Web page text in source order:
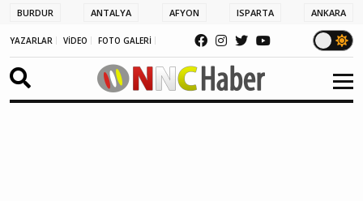
BURDUR ANTALYA AFYON ISPARTA ANKARA
YAZARLAR VİDEO FOTO GALERİ